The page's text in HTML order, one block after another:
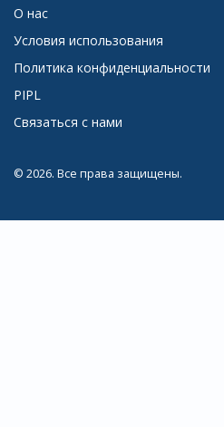
О нас
Условия использования
Политика конфиденциальности
PIPL
Связаться с нами
© 2026. Все права защищены.